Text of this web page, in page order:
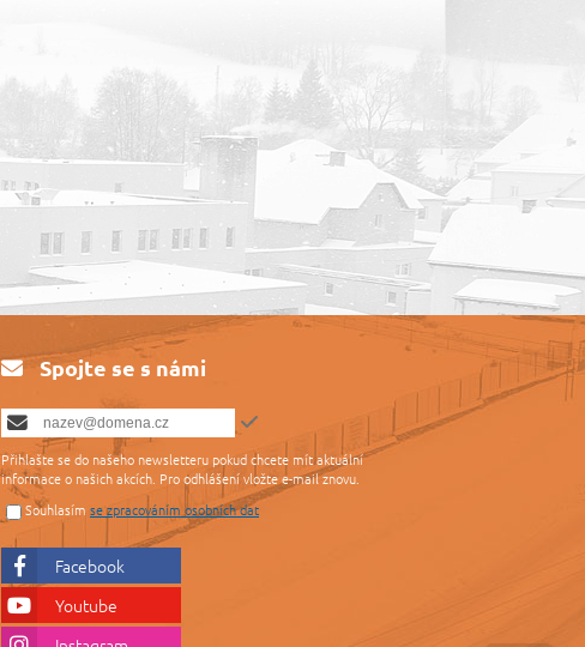
Spojte se s námi
Přihlašte se do našeho newsletteru pokud chcete mít aktuální
informace o našich akcích. Pro odhlášení vložte e-mail znovu.
Souhlasím se zpracováním osobních dat
Facebook
Youtube